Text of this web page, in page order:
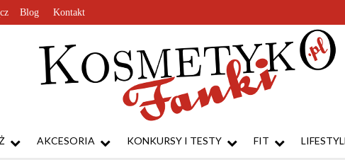
Blog Kontakt
AKCESORIA KONKURSY I TESTY FIT